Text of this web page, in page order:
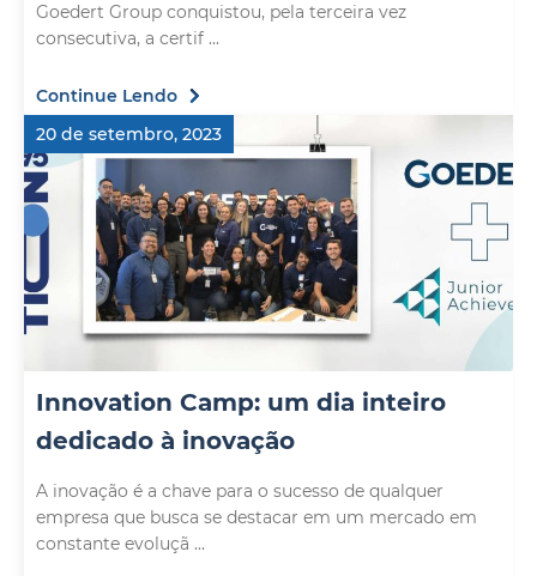
Goedert Group conquistou, pela terceira vez
consecutiva, a certif ...
Continue Lendo
20 de setembro, 2023
Innovation Camp: um dia inteiro
dedicado à inovação
A inovação é a chave para o sucesso de qualquer
empresa que busca se destacar em um mercado em
constante evoluçã ...